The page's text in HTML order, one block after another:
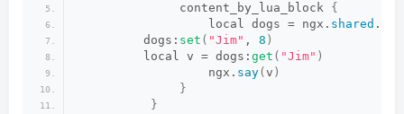
              content_by_lua_block
{
                  local dogs = ngx.
shared .
         dogs:
set ( "Jim" , 8 )
         local v = dogs:
get ( "Jim" )
                  ngx.
say( v )
}
}